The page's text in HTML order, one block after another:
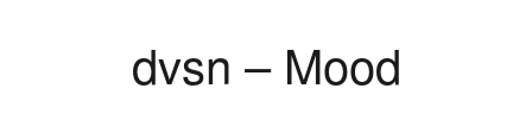
dvsn – Mood